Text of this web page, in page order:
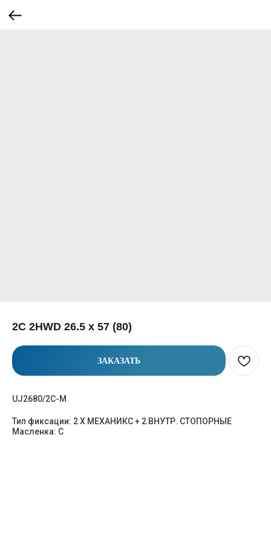
2C 2HWD 26.5 x 57 (80)
ЗАКАЗАТЬ
UJ2680/2C-M
Тип фиксации: 2 Х МЕХАНИКС + 2 ВНУТР. СТОПОРНЫЕ
Масленка: C